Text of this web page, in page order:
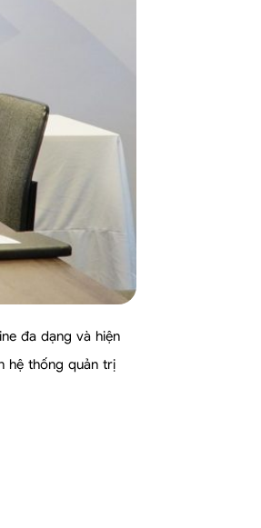
đa dạng và hiện
hệ thống quản trị